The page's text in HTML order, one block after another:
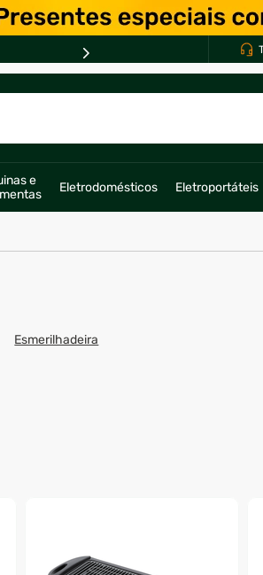
e
Eletrodomésticos Eletroportáteis
Esmerilhadeira